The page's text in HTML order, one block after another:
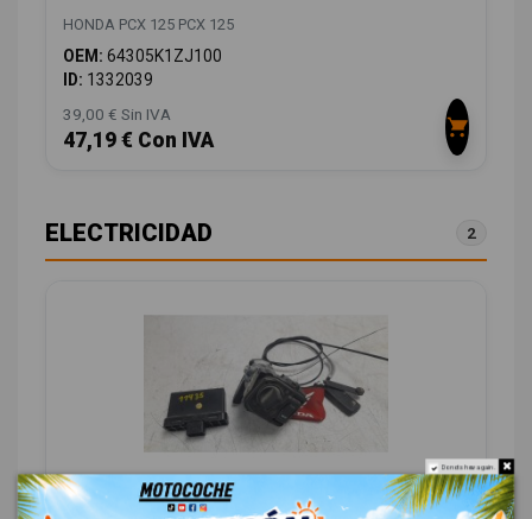
HONDA PCX 125 PCX 125
OEM: 64305K1ZJ100
ID: 1332039
39,00 € Sin IVA
47,19 € Con IVA
ELECTRICIDAD 2
CONMUTADOR DE ARRANQUE 35101K1ZJ11
Do not show again.